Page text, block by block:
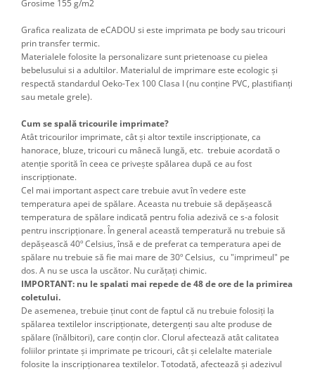
Grosime 155 g/m2
Grafica realizata de eCADOU si este imprimata pe body sau tricouri
prin transfer termic.
Materialele folosite la personalizare sunt prietenoase cu pielea
bebelusului si a adultilor. Materialul de imprimare este ecologic și
respectă standardul Oeko-Tex 100 Clasa I (nu conține PVC, plastifianți
sau metale grele).
Cum se spală tricourile imprimate?
Atât tricourilor imprimate, cât şi altor textile inscripţionate, ca
hanorace, bluze, tricouri cu mânecă lungă, etc. trebuie acordată o
atenţie sporită în ceea ce priveşte spălarea după ce au fost
inscripţionate.
Cel mai important aspect care trebuie avut în vedere este
temperatura apei de spălare. Aceasta nu trebuie să depăşească
temperatura de spălare indicată pentru folia adezivă ce s-a folosit
pentru inscripţionare. În general această temperatură nu trebuie să
depăşească 40º Celsius, însă e de preferat ca temperatura apei de
spălare nu trebuie să fie mai mare de 30º Celsius, cu "imprimeul" pe
dos. A nu se usca la uscător. Nu curățați chimic.
IMPORTANT: nu le spalati mai repede de 48 de ore de la primirea
coletului.
De asemenea, trebuie ţinut cont de faptul că nu trebuie folosiţi la
spălarea textilelor inscripţionate, detergenţi sau alte produse de
spălare (înălbitori), care conţin clor. Clorul afectează atât calitatea
foliilor printate şi imprimate pe tricouri, cât şi celelalte materiale
folosite la inscripţionarea textilelor. Totodată, afectează şi adezivul